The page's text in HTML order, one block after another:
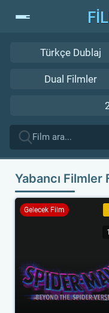
Türkçe Dublaj
Dual Filmler
Yabancı Filmler
Gelecek Film